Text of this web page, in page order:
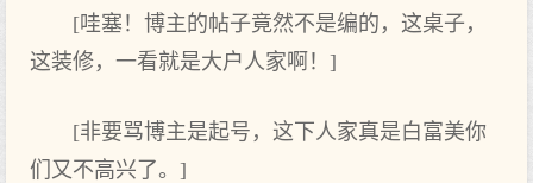
[哇塞！博主的帖子竟然不是编的，这桌子，
这装修，一看就是大户人家啊！]
[非要骂博主是起号，这下人家真是白富美你‌
们又不高兴了。]